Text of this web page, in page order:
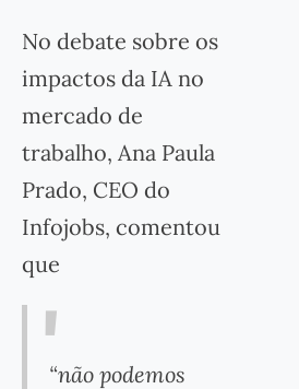
No debate sobre os
impactos da IA no
mercado de
trabalho, Ana Paula
Prado, CEO do
Infojobs, comentou
que
“não podemos